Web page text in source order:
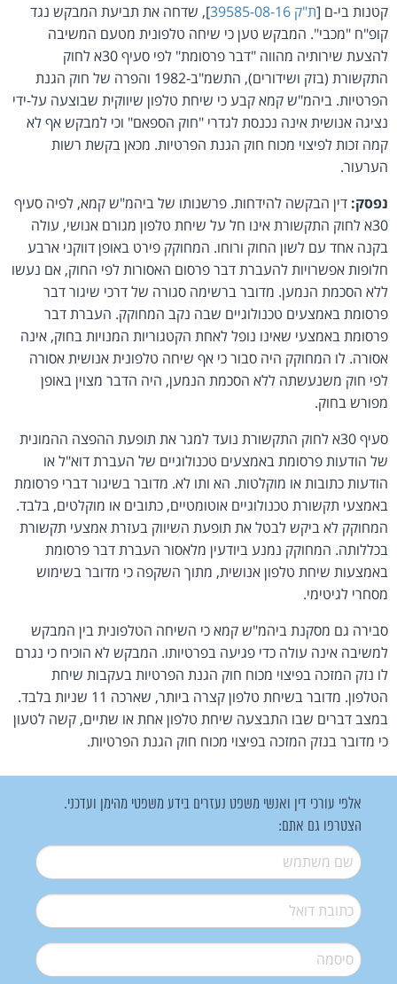
קטנות בי-ם [ת"ק 39585-08-16
], שדחה את תביעת המבקש נגד
קופ"ח "מכבי". המבקש טען כי שיחה טלפונית מטעם המשיבה
להצעת שירותיה מהווה "דבר פרסומת" לפי סעיף 30א לחוק
התקשורת (בזק ושידורים), התשמ"ב-1982 והפרה של חוק הגנת
הפרטיות. ביהמ"ש קמא קבע כי שיחת טלפון שיווקית שבוצעה על-ידי
נציגה אנושית אינה נכנסת לגדרי "חוק הספאם" וכי למבקש אף לא
קמה זכות לפיצוי מכוח חוק הגנת הפרטיות. מכאן בקשת רשות
הערעור.
נפסק: דין הבקשה להידחות. פרשנותו של ביהמ"ש קמא, לפיה סעיף
30א לחוק התקשורת אינו חל על שיחת טלפון מגורם אנושי, עולה
בקנה אחד עם לשון החוק ורוחו. המחוקק פירט באופן דווקני ארבע
חלופות אפשרויות להעברת דבר פרסום האסורות לפי החוק, אם נעשו
ללא הסכמת הנמען. מדובר ברשימה סגורה של דרכי שיגור דבר
פרסומת באמצעים טכנולוגיים שבה נקב המחוקק. העברת דבר
פרסומת באמצעי שאינו נופל לאחת הקטגוריות המנויות בחוק, אינה
אסורה. לו המחוקק היה סבור כי אף שיחה טלפונית אנושית אסורה
לפי חוק משנעשתה ללא הסכמת הנמען, היה הדבר מצוין באופן
מפורש בחוק.
סעיף 30א לחוק התקשורת נועד למגר את תופעת ההפצה ההמונית
של הודעות פרסומת באמצעים טכנולוגיים של העברת דוא"ל או
הודעות כתובות או מוקלטות. הא ותו לא. מדובר בשיגור דברי פרסומת
באמצעי תקשורת טכנולוגיים אוטומטיים, כתובים או מוקלטים, בלבד.
המחוקק לא ביקש לבטל את תופעת השיווק בעזרת אמצעי תקשורת
בכללותה. המחוקק נמנע ביודעין מלאסור העברת דבר פרסומת
באמצעות שיחת טלפון אנושית, מתוך השקפה כי מדובר בשימוש
מסחרי לגיטימי.
סבירה גם מסקנת ביהמ"ש קמא כי השיחה הטלפונית בין המבקש
למשיבה אינה עולה כדי פגיעה בפרטיותו. המבקש לא הוכיח כי נגרם
לו נזק המזכה בפיצוי מכוח חוק הגנת הפרטיות בעקבות שיחת
הטלפון. מדובר בשיחת טלפון קצרה ביותר, שארכה 11 שניות בלבד.
במצב דברים שבו התבצעה שיחת טלפון אחת או שתיים, קשה לטעון
כי מדובר בנזק המזכה בפיצוי מכוח חוק הגנת הפרטיות.
אלפי עורכי דין ואנשי משפט נעזרים בידע משפטי מהימן ועדכני.
הצטרפו גם אתם:
שם משתמש*
דואל*
סיסמה*